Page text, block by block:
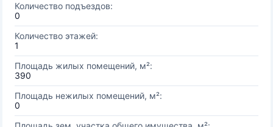
Количество подъездов:
0
Количество этажей:
1
Площадь жилых помещений, м²:
390
Площадь нежилых помещений, м²:
0